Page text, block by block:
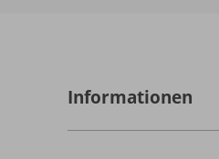
Informationen